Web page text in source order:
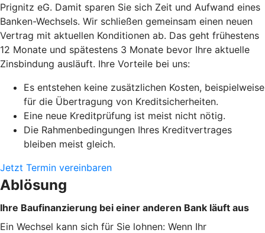
Prignitz eG. Damit sparen Sie sich Zeit und Aufwand eines
Banken-Wechsels. Wir schließen gemeinsam einen neuen
Vertrag mit aktuellen Konditionen ab. Das geht frühestens
12 Monate und spätestens 3 Monate bevor Ihre aktuelle
Zinsbindung ausläuft. Ihre Vorteile bei uns:
Es entstehen keine zusätzlichen Kosten, beispielweise
für die Übertragung von Kreditsicherheiten.
Eine neue Kreditprüfung ist meist nicht nötig.
Die Rahmenbedingungen Ihres Kreditvertrages
bleiben meist gleich.
Jetzt Termin vereinbaren
Ablösung
Ihre Baufinanzierung bei einer anderen Bank läuft aus
Ein Wechsel kann sich für Sie lohnen: Wenn Ihr